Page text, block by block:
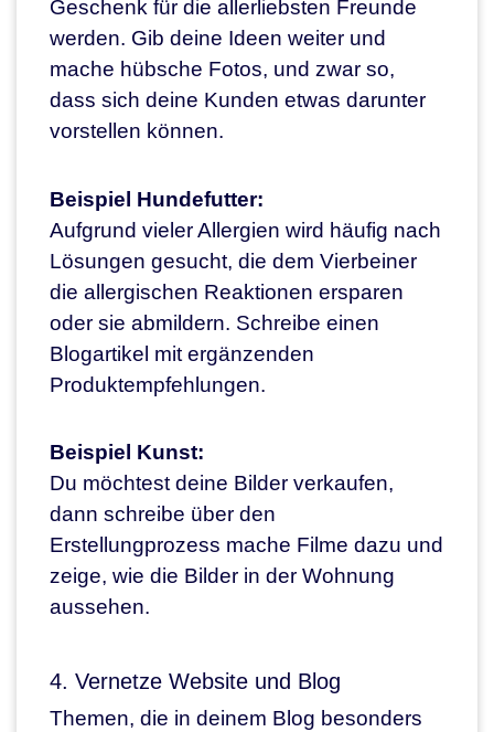
Geschenk für die allerliebsten Freunde
werden. Gib deine Ideen weiter und
mache hübsche Fotos, und zwar so,
dass sich deine Kunden etwas darunter
vorstellen können.
Beispiel Hundefutter:
Aufgrund vieler Allergien wird häufig nach
Lösungen gesucht, die dem Vierbeiner
die allergischen Reaktionen ersparen
oder sie abmildern. Schreibe einen
Blogartikel mit ergänzenden
Produktempfehlungen.
Beispiel Kunst:
Du möchtest deine Bilder verkaufen,
dann schreibe über den
Erstellungprozess mache Filme dazu und
zeige, wie die Bilder in der Wohnung
aussehen.
4. Vernetze Website und Blog
Themen, die in deinem Blog besonders